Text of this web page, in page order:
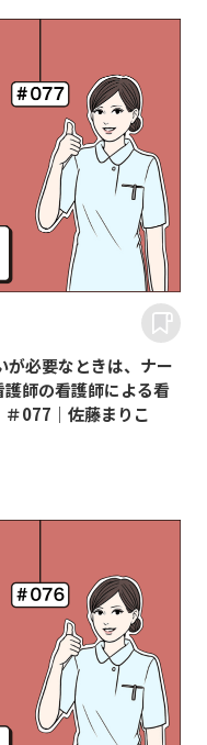
が必要なときは、ナー
師の看護師による看
077｜佐藤まりこ